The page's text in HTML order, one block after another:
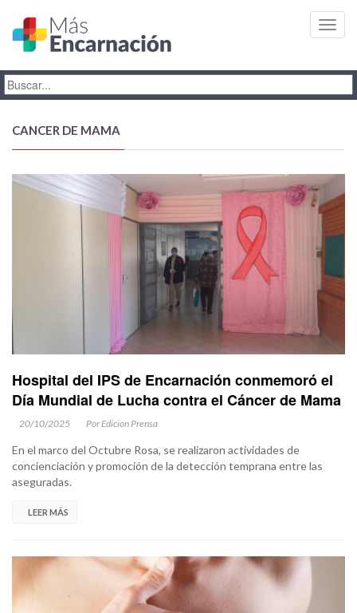
CANCER DE MAMA
Hospital del IPS de Encarnación conmemoró el
Día Mundial de Lucha contra el Cáncer de Mama
20/10/2025 Por Edicion Prensa
En el marco del Octubre Rosa, se realizaron actividades de
concienciación y promoción de la detección temprana entre las
aseguradas.
LEER MÁS